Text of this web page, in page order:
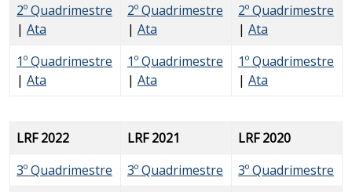
2º Quadrimestre
| Ata
2º Quadrimestre
| Ata
2º Quadrimestre
| Ata
1º Quadrimestre
| Ata
1º Quadrimestre
| Ata
1º Quadrimestre
| Ata
LRF 2022 LRF 2021
LRF 2020
3º Quadrimestre
3º Quadrimestre
3º Quadrimestre